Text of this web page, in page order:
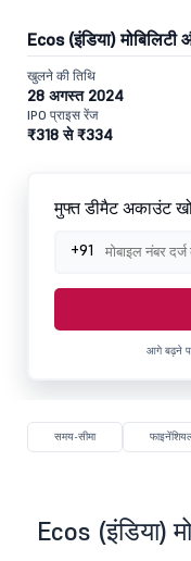
Ecos (इंडिया) मोबिलिटी
खुलने की तिथि
28 अगस्त 2024
IPO प्राइस रेंज
₹318 से ₹334
मुफ्त डीमैट अकाउंट
+91
आगे बढ़ने
समय-सीमा
Ecos (इंडिया)